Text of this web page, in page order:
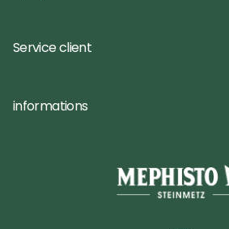
Service client
informations